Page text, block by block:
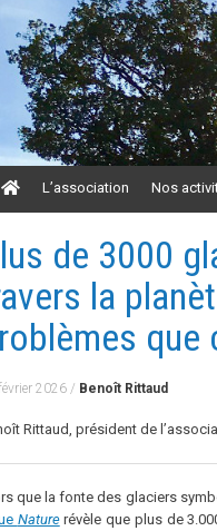
L’association Nos
de 3000
la
que
2026 / Benoît Rittaud
Rittaud, président de
que la fonte des glaciers
Naturerévèle que plus de